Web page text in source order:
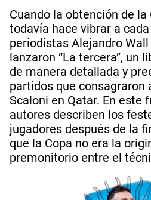
Cuando la obtención de la
todavía hace vibrar a
periodistas Alejandro Wall
lanzaron “La tercera”, un
de manera detallada y
partidos que consagraron
Scaloni en Qatar. En este
autores describen los
jugadores después de la
que la Copa no era la
premonitorio entre el